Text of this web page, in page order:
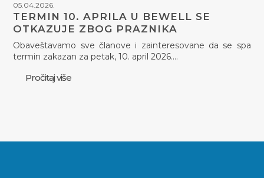
05.04.2026.
TERMIN 10. APRILA U BEWELL SE
OTKAZUJE ZBOG PRAZNIKA
Obaveštavamo sve članove i zainteresovane da se spa
termin zakazan za petak, 10. april 2026.…
Pročitaj više